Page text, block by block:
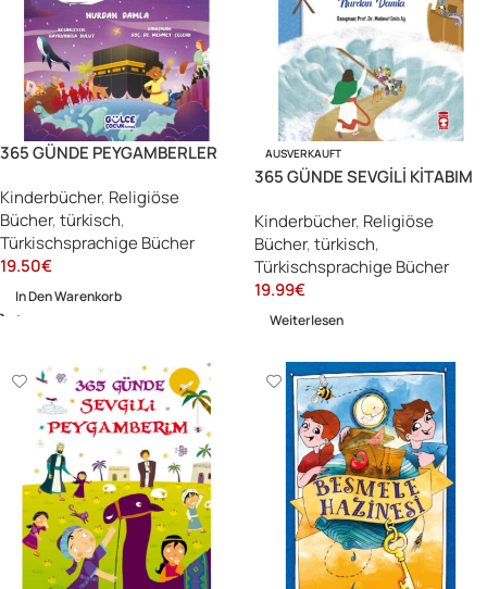
365 GÜNDE PEYGAMBERLER
Kinderbücher, Religiöse
Bücher,türkisch,
Türkischsprachige Bücher
19.50€
In Den Warenkorb
AUSVERKAUFT
365 GÜNDE SEVGİLİ KİTABIM
Kinderbücher, Religiöse
Bücher,türkisch,
Türkischsprachige Bücher
19.99€
Weiterlesen